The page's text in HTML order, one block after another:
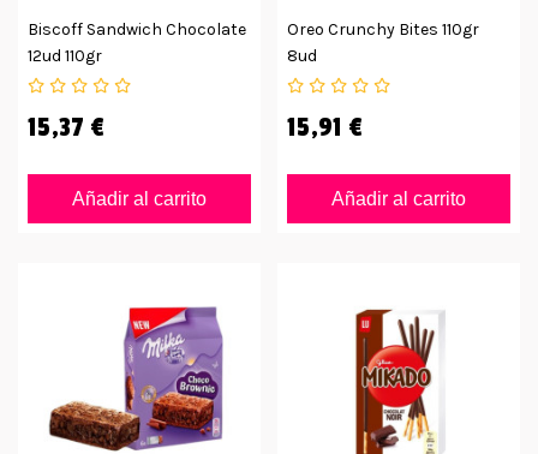
Biscoff Sandwich Chocolate
12ud 110gr
15,37 €
Añadir al carrito
Oreo Crunchy Bites 110gr
8ud
15,91 €
Añadir al carrito